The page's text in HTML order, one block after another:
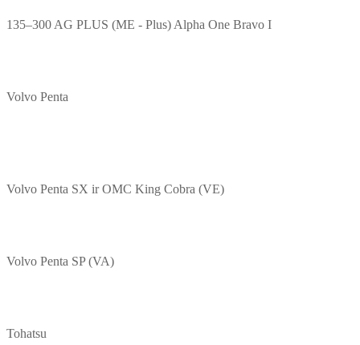
135–300 AG PLUS (ME - Plus) Alpha One Bravo I
Volvo Penta
Volvo Penta SX ir OMC King Cobra (VE)
Volvo Penta SP (VA)
Tohatsu